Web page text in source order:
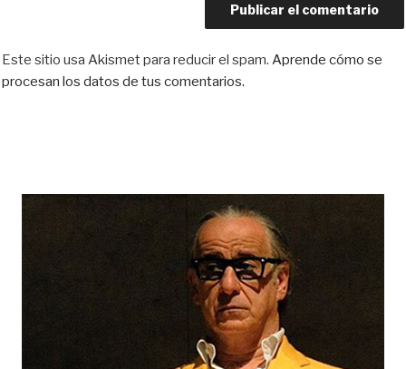
Este sitio usa Akismet para reducir el spam. Aprende cómo se
procesan los datos de tus comentarios.